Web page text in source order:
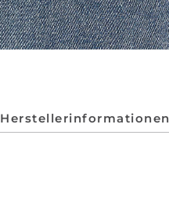
Herstellerinformationen